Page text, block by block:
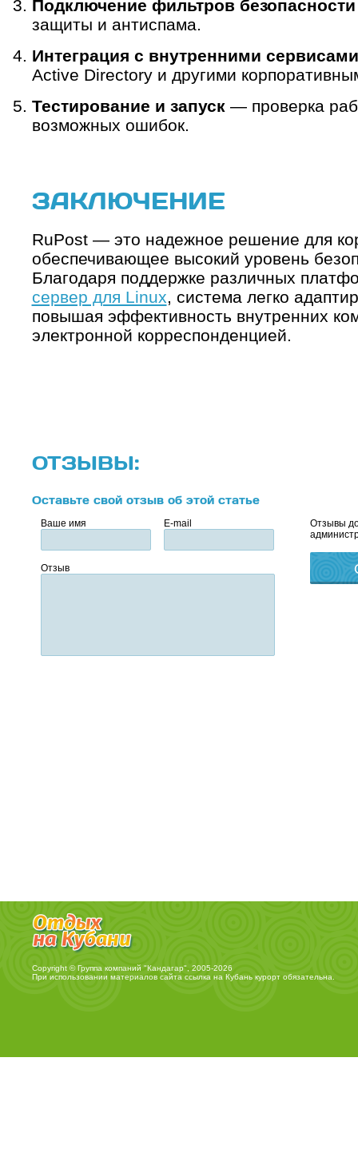
Подключение фильтров безопасности
защиты и антиспама.
Интеграция с внутренними сервисами
Active Directory и другими
Тестирование и запуск— проверка
возможных ошибок.
ЗАКЛЮЧЕНИЕ
RuPost — это надежное решение для
обеспечивающее высокий уровень
Благодаря поддержке различных
сервер для Linux, система легко
повышая эффективность внутренних
электронной корреспонденцией.
ОТЗЫВЫ:
Оставьте свой отзыв об этой статье
Ваше имя E-mail
Отзыв
Отзывы
Copyright © Группа компаний "Кандагар", 2005-2026
При использовании материалов сайта ссылка на Кубань курортобязательна.